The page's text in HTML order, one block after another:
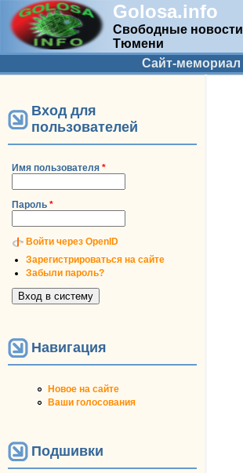
Golosa.info
Свободные новости
Тюмени
Дополнительное меню
Сайт-мемориал
Вход для
пользователей
Имя пользователя *
Пароль *
Войти через OpenID
Зарегистрироваться на сайте
Забыли пароль?
Навигация
Новое на сайте
Ваши голосования
Подшивки